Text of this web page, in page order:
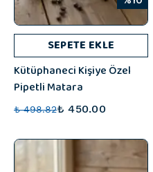
SEPETE EKLE
Kütüphaneci Kişiye Özel
Pipetli Matara
₺ 498.82₺ 450.00